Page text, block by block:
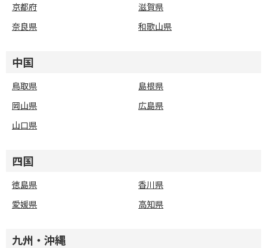
京都府
滋賀県
奈良県
和歌山県
中国
鳥取県
島根県
岡山県
広島県
山口県
四国
徳島県
香川県
愛媛県
高知県
九州・沖縄